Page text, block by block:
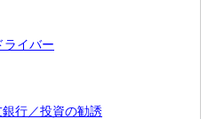
イバー
行／投資の勧誘